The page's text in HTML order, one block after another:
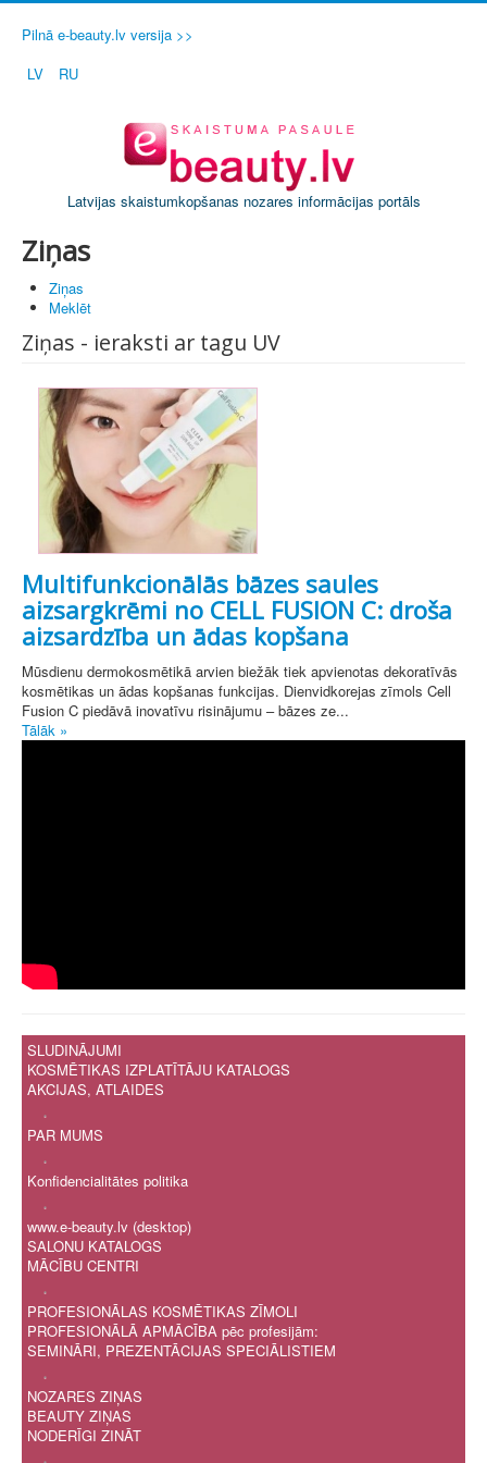
Pilnā e-beauty.lv versija >>
LV
RU
Latvijas skaistumkopšanas nozares informācijas portāls
Ziņas
Ziņas
Meklēt
Ziņas - ieraksti ar tagu UV
Multifunkcionālās bāzes saules
aizsargkrēmi no CELL FUSION C: droša
aizsardzība un ādas kopšana
Mūsdienu dermokosmētikā arvien biežāk tiek apvienotas dekoratīvās
kosmētikas un ādas kopšanas funkcijas. Dienvidkorejas zīmols Cell
Fusion C piedāvā inovatīvu risinājumu – bāzes ze...
Tālāk »
SLUDINĀJUMI
KOSMĒTIKAS IZPLATĪTĀJU KATALOGS
AKCIJAS, ATLAIDES
.
PAR MUMS
.
Konfidencialitātes politika
.
www.e-beauty.lv (desktop)
SALONU KATALOGS
MĀCĪBU CENTRI
.
PROFESIONĀLAS KOSMĒTIKAS ZĪMOLI
PROFESIONĀLĀ APMĀCĪBA pēc profesijām:
SEMINĀRI, PREZENTĀCIJAS SPECIĀLISTIEM
.
NOZARES ZIŅAS
BEAUTY ZIŅAS
NODERĪGI ZINĀT
.